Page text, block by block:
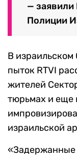
— заявили
Полиции
В
пыток RTVI
жителей
тюрьмах и еще
израильской
«Задержанные